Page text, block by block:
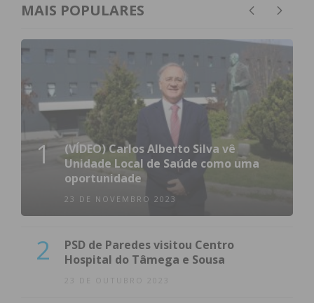
MAIS POPULARES
1
(VÍDEO) Carlos Alberto Silva vê
Unidade Local de Saúde como uma
oportunidade
23 DE NOVEMBRO 2023
2
PSD de Paredes visitou Centro
Hospital do Tâmega e Sousa
23 DE OUTUBRO 2023